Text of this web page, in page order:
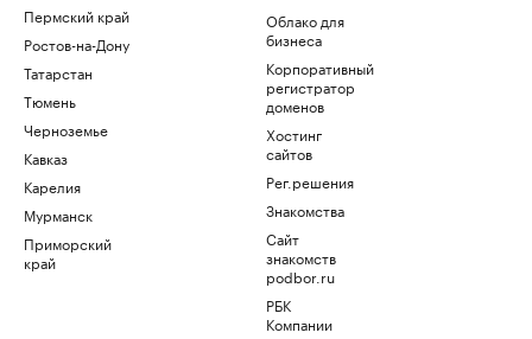
Пермский край
Ростов-на-Дону
Татарстан
Тюмень
Черноземье
Кавказ
Карелия
Мурманск
Приморский
край
Облако для
бизнеса
Корпоративный
регистратор
доменов
Хостинг
сайтов
Рег.решения
Знакомства
Сайт
знакомств
podbor.ru
РБК
Компании